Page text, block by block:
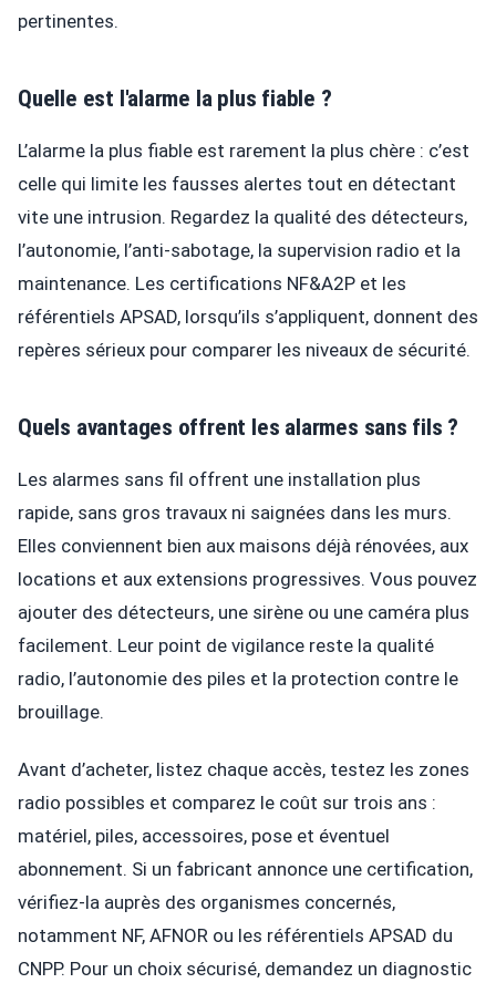
pertinentes.
Quelle est l'alarme la plus fiable ?
L’alarme la plus fiable est rarement la plus chère : c’est
celle qui limite les fausses alertes tout en détectant
vite une intrusion. Regardez la qualité des détecteurs,
l’autonomie, l’anti-sabotage, la supervision radio et la
maintenance. Les certifications NF&A2P et les
référentiels APSAD, lorsqu’ils s’appliquent, donnent des
repères sérieux pour comparer les niveaux de sécurité.
Quels avantages offrent les alarmes sans fils ?
Les alarmes sans fil offrent une installation plus
rapide, sans gros travaux ni saignées dans les murs.
Elles conviennent bien aux maisons déjà rénovées, aux
locations et aux extensions progressives. Vous pouvez
ajouter des détecteurs, une sirène ou une caméra plus
facilement. Leur point de vigilance reste la qualité
radio, l’autonomie des piles et la protection contre le
brouillage.
Avant d’acheter, listez chaque accès, testez les zones
radio possibles et comparez le coût sur trois ans :
matériel, piles, accessoires, pose et éventuel
abonnement. Si un fabricant annonce une certification,
vérifiez-la auprès des organismes concernés,
notamment NF, AFNOR ou les référentiels APSAD du
CNPP. Pour un choix sécurisé, demandez un diagnostic